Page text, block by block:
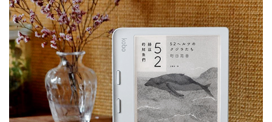
日記簿
餐桌週記
享樂隨手拍
照相簿
影音區